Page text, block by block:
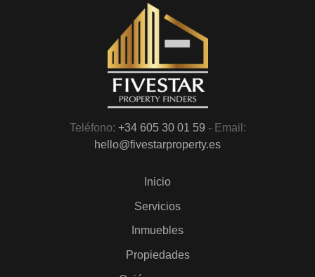
Teléfono: +34 605 30 01 59 - Email:
hello@fivestarproperty.es
Inicio
Servicios
Inmuebles
Propiedades